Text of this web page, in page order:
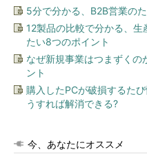
5分で分かる、B2B営業の
12製品の比較で分かる、
たい8つのポイント
なぜ新規事業はつまずくの
ント
購入したPCが破損するた
うすれば解消できる?
今、あなたにオススメ